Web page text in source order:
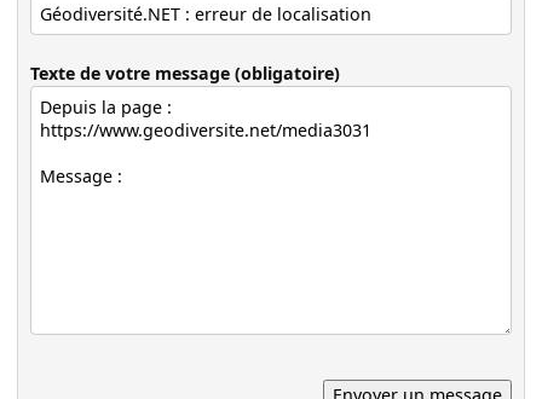
Texte de votre message (obligatoire)